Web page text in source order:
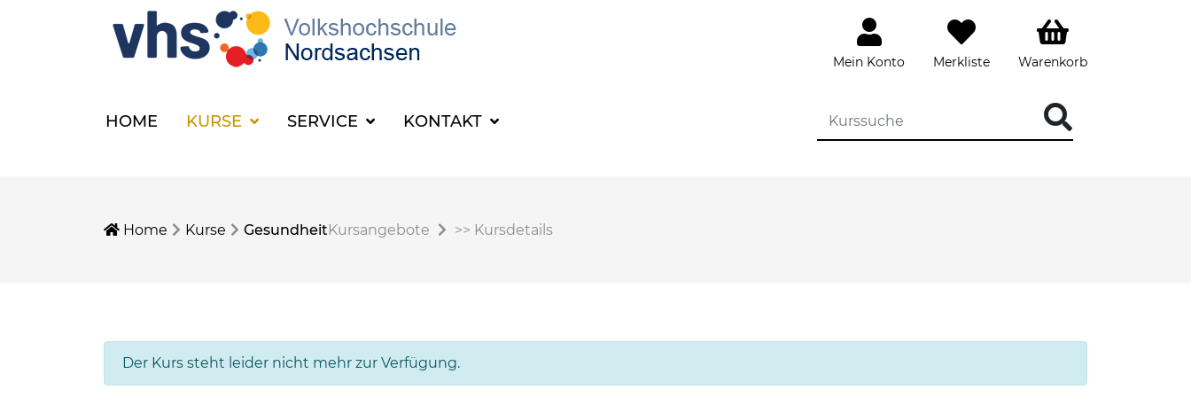
Mein Konto Merkliste Warenkorb
HOME KURSE SERVICE KONTAKT
Home Kurse GesundheitKursangebote >> Kursdetails
Der Kurs steht leider nicht mehr zur Verfügung.